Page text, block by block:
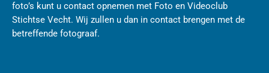
foto’s kunt u contact opnemen met Foto en Videoclub
Stichtse Vecht. Wij zullen u dan in contact brengen met de
betreffende fotograaf.